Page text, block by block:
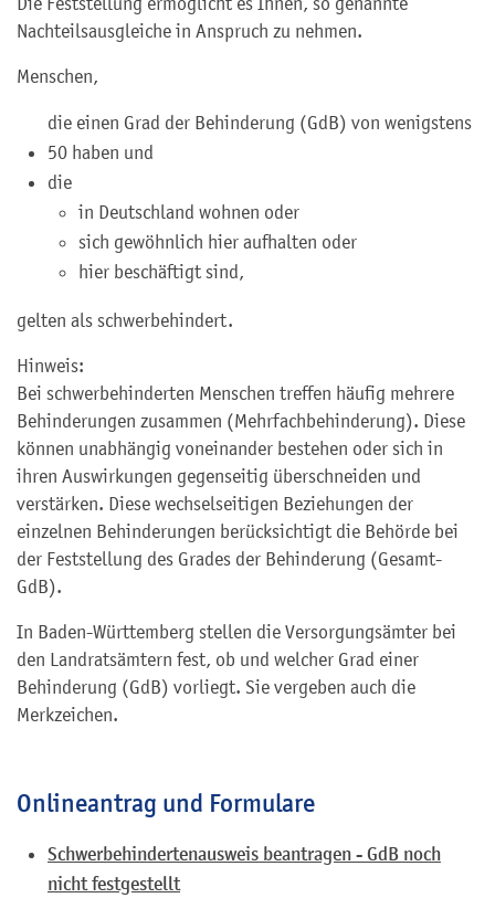
Nachteilsausgleiche in Anspruch zu nehmen.
Menschen,
die einen Grad der Behinderung (GdB) von wenigstens
50 haben und
die
in Deutschland wohnen oder
sich gewöhnlich hier aufhalten oder
hier beschäftigt sind,
gelten als schwerbehindert.
Hinweis:
Bei schwerbehinderten Menschen treffen häufig mehrere
Behinderungen zusammen (Mehrfachbehinderung). Diese
können unabhängig voneinander bestehen oder sich in
ihren Auswirkungen gegenseitig überschneiden und
verstärken. Diese wechselseitigen Beziehungen der
einzelnen Behinderungen berücksichtigt die Behörde bei
der Feststellung des Grades der Behinderung (Gesamt-
GdB).
In Baden-Württemberg stellen die Versorgungsämter bei
den Landratsämtern fest, ob und welcher Grad einer
Behinderung (GdB) vorliegt. Sie vergeben auch die
Merkzeichen.
Onlineantrag und Formulare
Schwerbehindertenausweis beantragen - GdB noch
nicht festgestellt